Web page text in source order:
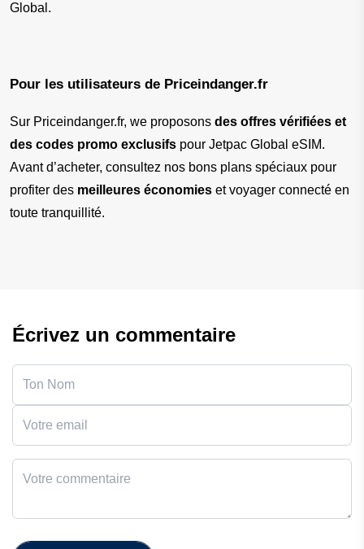
Global.
Pour les utilisateurs de Priceindanger.fr
Sur Priceindanger.fr, we proposons des offres vérifiées et
des codes promo exclusifs pour Jetpac Global eSIM.
Avant d’acheter, consultez nos bons plans spéciaux pour
profiter des meilleures économies et voyager connecté en
toute tranquillité.
Écrivez un commentaire